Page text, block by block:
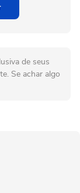
de seus
Se achar algo